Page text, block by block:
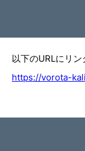
以下のURLにリ
https://vorota-